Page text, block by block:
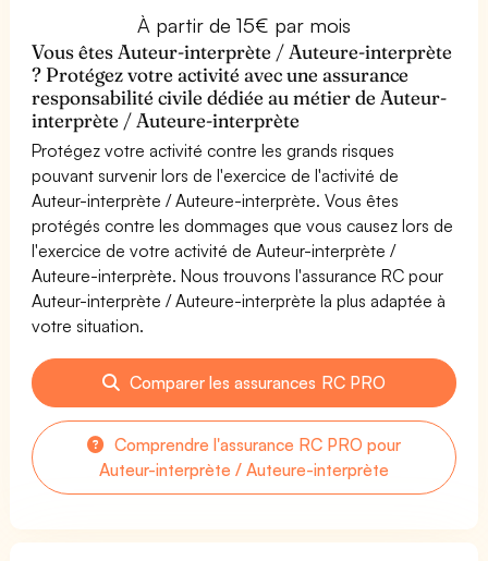
À partir de 15€ par mois
Vous êtes Auteur-interprète / Auteure-interprète
? Protégez votre activité avec une assurance
responsabilité civile dédiée au métier de Auteur-
interprète / Auteure-interprète
Protégez votre activité contre les grands risques
pouvant survenir lors de l'exercice de l'activité de
Auteur-interprète / Auteure-interprète. Vous êtes
protégés contre les dommages que vous causez lors de
l'exercice de votre activité de Auteur-interprète /
Auteure-interprète. Nous trouvons l'assurance RC pour
Auteur-interprète / Auteure-interprète la plus adaptée à
votre situation.
Comparer les assurances RC PRO
Comprendre l'assurance RC PRO pour
Auteur-interprète / Auteure-interprète